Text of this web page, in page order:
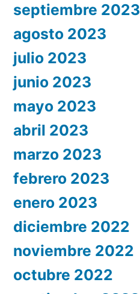
septiembre 2023
agosto 2023
julio 2023
junio 2023
mayo 2023
abril 2023
marzo 2023
febrero 2023
enero 2023
diciembre 2022
noviembre 2022
octubre 2022